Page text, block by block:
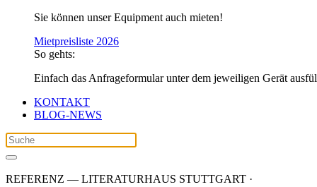
Sie können unser Equipment auch mieten!
Mietpreisliste 2026
So gehts:
Einfach das Anfrageformular unter dem jeweiligen Gerät
KONTAKT
BLOG-NEWS
REFERENZ — LITERATURHAUS STUTTGART ·